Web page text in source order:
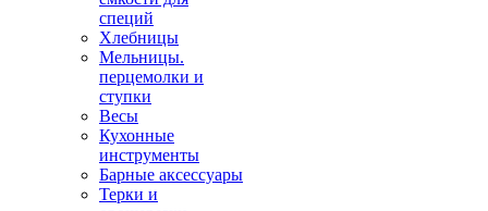
специй
Хлебницы
Мельницы.
перцемолки и
ступки
Весы
Кухонные
инструменты
Барные аксессуары
Терки и